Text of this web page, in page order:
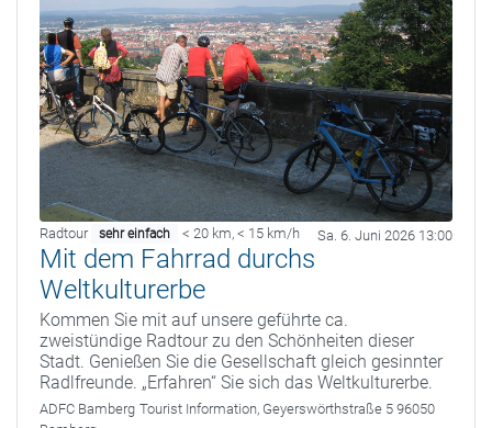
Radtour sehr einfach < 20 km, < 15 km/h Sa. 6. Juni 2026 13:00
Mit dem Fahrrad durchs
Weltkulturerbe
Kommen Sie mit auf unsere geführte ca.
zweistündige Radtour zu den Schönheiten dieser
Stadt. Genießen Sie die Gesellschaft gleich gesinnter
Radlfreunde. „Erfahren“ Sie sich das Weltkulturerbe.
ADFC Bamberg Tourist Information, Geyerswörthstraße 5 96050